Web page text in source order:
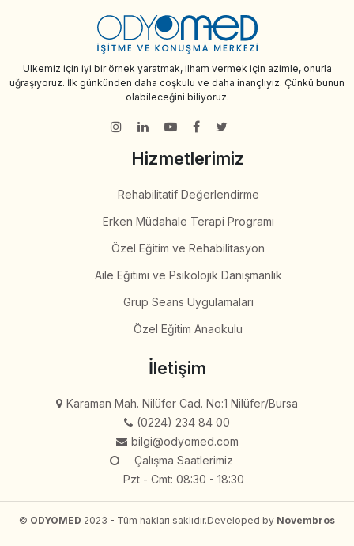
Ülkemiz için iyi bir örnek yaratmak, ilham vermek için azimle, onurla
uğraşıyoruz. İlk günkünden daha coşkulu ve daha inançlıyız. Çünkü bunun
olabileceğini biliyoruz.
Hizmetlerimiz
Rehabilitatif Değerlendirme
Erken Müdahale Terapi Programı
Özel Eğitim ve Rehabilitasyon
Aile Eğitimi ve Psikolojik Danışmanlık
Grup Seans Uygulamaları
Özel Eğitim Anaokulu
İletişim
Karaman Mah. Nilüfer Cad. No:1 Nilüfer/Bursa
(0224) 234 84 00
bilgi@odyomed.com
Çalışma Saatlerimiz
Pzt - Cmt: 08:30 - 18:30
© ODYOMED 2023 - Tüm hakları saklıdır.Developed by Novembros